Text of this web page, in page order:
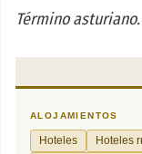
Término asturiano.